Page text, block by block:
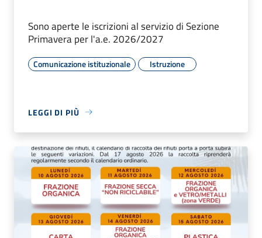
Sono aperte le iscrizioni al servizio di Sezione
Primavera per l'a.e. 2026/2027
Comunicazione istituzionale Istruzione
LEGGI DI PIÙ